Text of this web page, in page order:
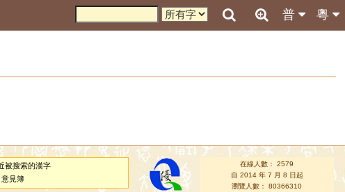
粵
普
被搜索的漢字
意見簿
在線人數： 2579
自 2014 年 7 月 8 日起
瀏覽人數： 80366310